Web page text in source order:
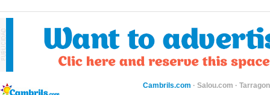
Cambrils.com · Salou.com ·